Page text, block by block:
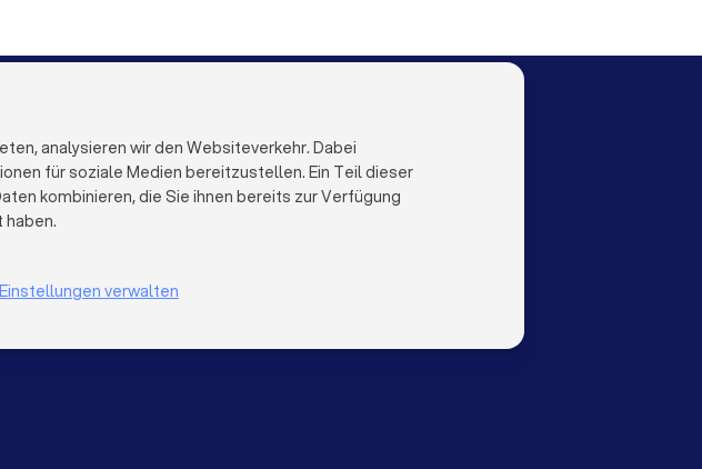
Über Trustlocal
Arbeiten bei Trustlocal
Kontakt
Datenschutz
Sitemap
analysieren wir den Websiteverkehr. Dabei
für soziale Medien bereitzustellen. Ein Teil dieser
kombinieren, die Sie ihnen bereits zur Verfügung
Einstellungen verwalten